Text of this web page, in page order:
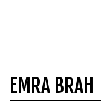
EMRA BRAH